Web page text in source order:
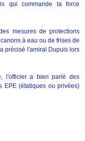
qui commande la force
mesures de protections
à eau ou de frises de
précisé l'amiral Dupuis lors
l'officier a bien parlé des
EPE (étatiques ou privées)